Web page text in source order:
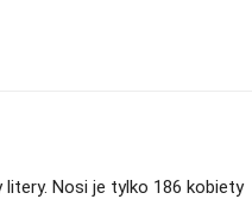
Nosi je tylko 186 kobiety